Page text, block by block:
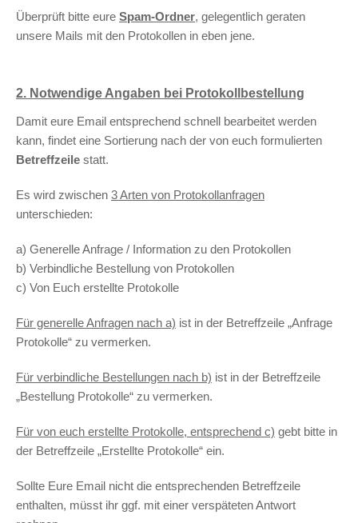
Überprüft bitte eure Spam-Ordner, gelegentlich geraten
unsere Mails mit den Protokollen in eben jene.
2. Notwendige Angaben bei Protokollbestellung
Damit eure Email entsprechend schnell bearbeitet werden
kann, findet eine Sortierung nach der von euch formulierten
Betreffzeile statt.
Es wird zwischen 3 Arten von Protokollanfragen
unterschieden:
a) Generelle Anfrage / Information zu den Protokollen
b) Verbindliche Bestellung von Protokollen
c) Von Euch erstellte Protokolle
Für generelle Anfragen nach a) ist in der Betreffzeile „Anfrage
Protokolle“ zu vermerken.
Für verbindliche Bestellungen nach b) ist in der Betreffzeile
„Bestellung Protokolle“ zu vermerken.
Für von euch erstellte Protokolle, entsprechend c) gebt bitte in
der Betreffzeile „Erstellte Protokolle“ ein.
Sollte Eure Email nicht die entsprechenden Betreffzeile
enthalten, müsst ihr ggf. mit einer verspäteten Antwort